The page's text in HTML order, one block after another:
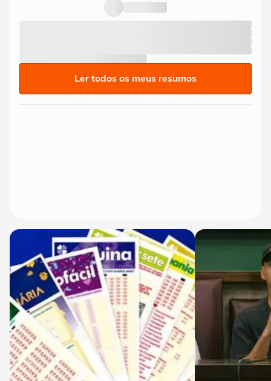
vezes maior que média e chega...
Ler todos os meus resumos